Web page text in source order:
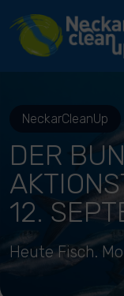
River Cleanup
NeckarCleanUp
DER
12.
Heute Fisch.